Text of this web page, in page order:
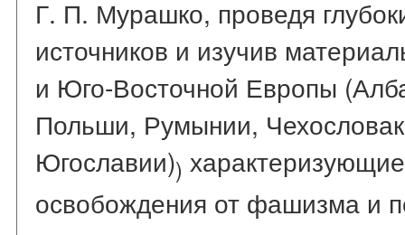
Г. П. Мурашко, проведя
источников и изучив
и Юго-Восточной Европы
Польши, Румынии,
Югославии))
освобождения от фашизма и